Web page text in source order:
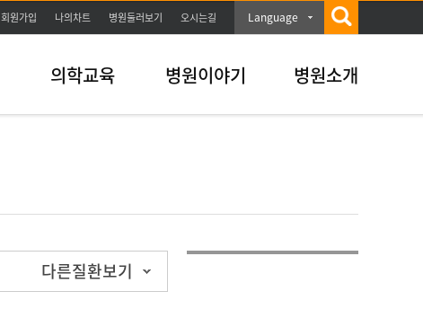
회원가입 나의차트 병원둘러보기 오시는길 Language
의학교육 병원이야기 병원소개
다른질환보기